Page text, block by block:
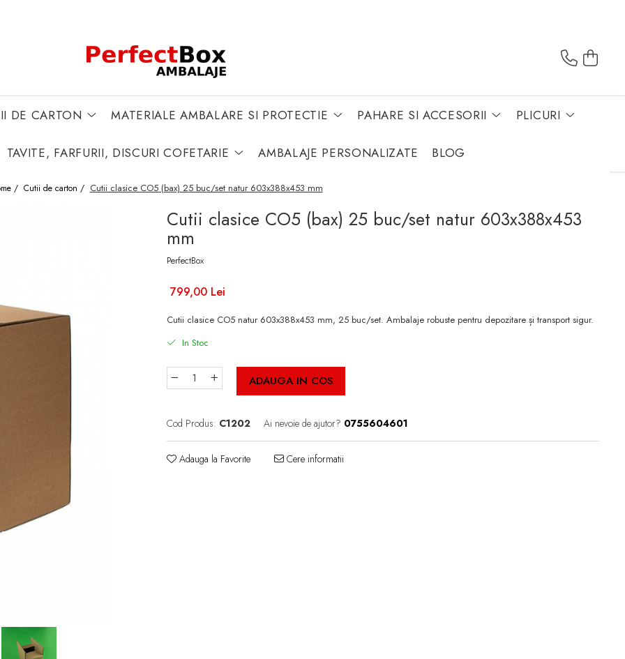
DE CARTON MATERIALE AMBALARE SI PROTECTIE PAHARE SI ACCESORII PLICURI
TAVITE, FARFURII, DISCURI COFETARIE AMBALAJE PERSONALIZATE BLOG
/ Cutii de carton / Cutii clasice CO5 (bax) 25 buc/set natur 603x388x453 mm
Cutii clasice CO5 (bax) 25 buc/set natur 603x388x453
mm
PerfectBox
799,00 Lei
Cutii clasice CO5 natur 603x388x453 mm, 25 buc/set. Ambalaje robuste pentru depozitare și transport sigur.
In Stoc
ADAUGA IN COS
Cod Produs: C1202 Ai nevoie de ajutor? 0755604601
Adauga la Favorite Cere informatii